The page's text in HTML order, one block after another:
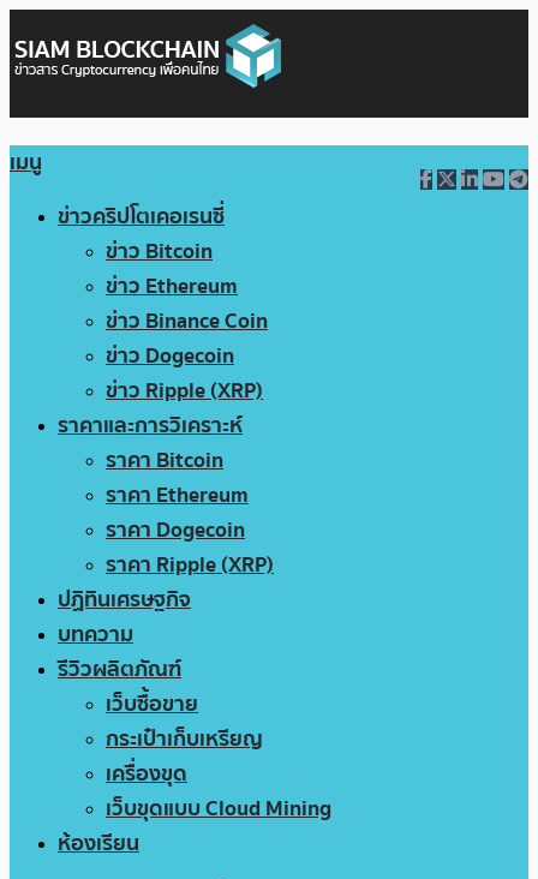
เมนู
ข่าวคริปโตเคอเรนซี่
ข่าว Bitcoin
ข่าว Ethereum
ข่าว Binance Coin
ข่าว Dogecoin
ข่าว Ripple (XRP)
ราคาและการวิเคราะห์
ราคา Bitcoin
ราคา Ethereum
ราคา Dogecoin
ราคา Ripple (XRP)
ปฏิทินเศรษฐกิจ
บทความ
รีวิวผลิตภัณฑ์
เว็บซื้อขาย
กระเป๋าเก็บเหรียญ
เครื่องขุด
เว็บขุดแบบ Cloud Mining
ห้องเรียน